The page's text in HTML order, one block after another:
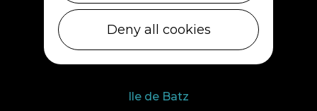
Cléder
1 rue de Plouescat
Ile de Batz
Deny all cookies